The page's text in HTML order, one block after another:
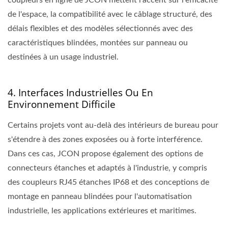
de l'espace, la compatibilité avec le câblage structuré, des
délais flexibles et des modèles sélectionnés avec des
caractéristiques blindées, montées sur panneau ou
destinées à un usage industriel.
4. Interfaces Industrielles Ou En
Environnement Difficile
Certains projets vont au-delà des intérieurs de bureau pour
s'étendre à des zones exposées ou à forte interférence.
Dans ces cas, JCON propose également des options de
connecteurs étanches et adaptés à l'industrie, y compris
des coupleurs RJ45 étanches IP68 et des conceptions de
montage en panneau blindées pour l'automatisation
industrielle, les applications extérieures et maritimes.